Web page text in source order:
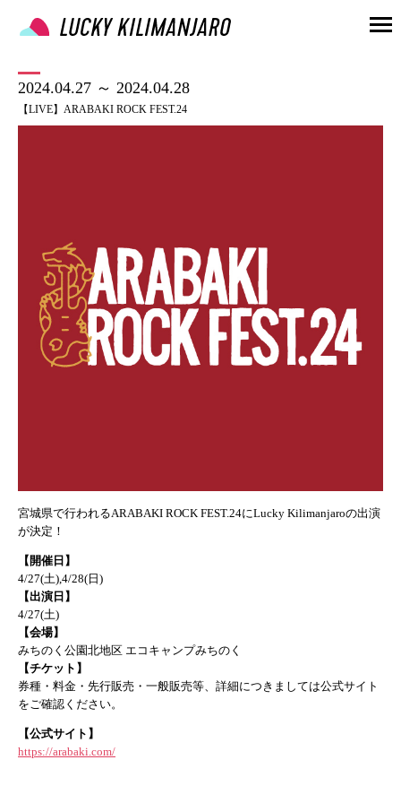
2024.04.27 ～ 2024.04.28
【LIVE】ARABAKI ROCK FEST.24
宮城県で行われるARABAKI ROCK FEST.24にLucky Kilimanjaroの出演
が決定！
【開催日】
4/27(土),4/28(日)
【出演日】
4/27(土)
【会場】
みちのく公園北地区 エコキャンプみちのく
【チケット】
券種・料金・先行販売・一般販売等、詳細につきましては公式サイト
をご確認ください。
【公式サイト】
https://arabaki.com/